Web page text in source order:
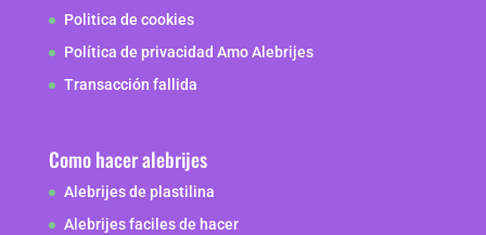
Politica de cookies
Política de privacidad Amo Alebrijes
Transacción fallida
Como hacer alebrijes
Alebrijes de plastilina
Alebrijes faciles de hacer